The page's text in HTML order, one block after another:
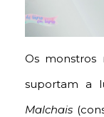
Os monstros
suportam a
Malchais